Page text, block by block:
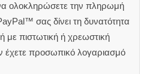
ολοκληρώσετε την πληρωμή
σας δίνει τη δυνατότητα
με πιστωτική ή χρεωστική
έχετε προσωπικό λογαριασμό